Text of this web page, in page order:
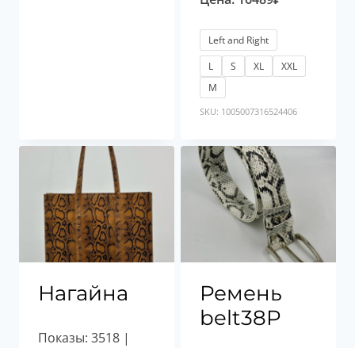
Left and Right
L
S XL
XXL
М
SKU: 1005007316524406
Нагайна
Показы: 3518 |
Ремень
belt38P